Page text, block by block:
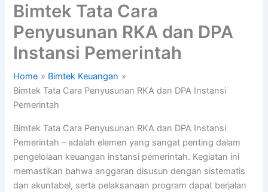
Bimtek Tata Cara
Penyusunan RKA dan DPA
Instansi Pemerintah
Home
Bimtek Keuangan
Bimtek Tata Cara Penyusunan RKA dan DPA Instansi
Pemerintah
Bimtek Tata Cara Penyusunan RKA dan DPA Instansi
Pemerintah – adalah elemen yang sangat penting dalam
pengelolaan keuangan instansi pemerintah. Kegiatan ini
memastikan bahwa anggaran disusun dengan sistematis
dan akuntabel, serta pelaksanaan program dapat berjalan